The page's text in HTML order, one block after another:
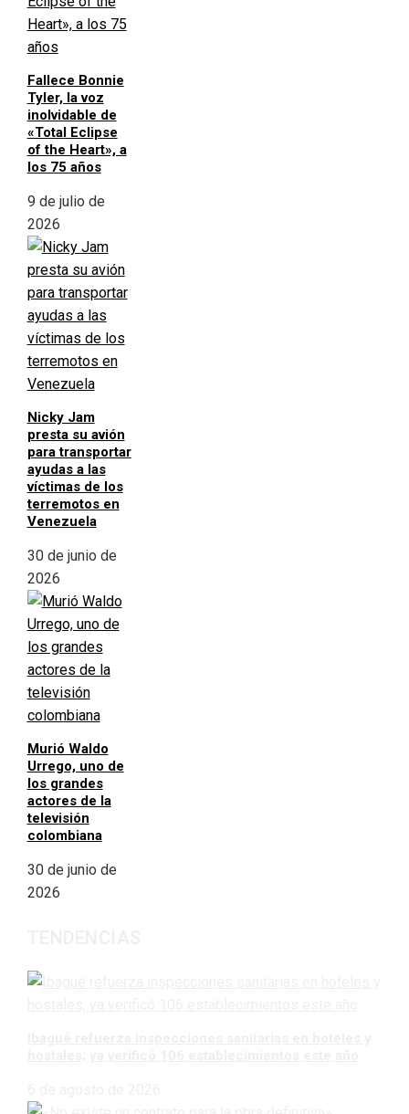
Fallece Bonnie
Tyler, la voz
inolvidable de
«Total Eclipse
of the Heart», a
los 75 años
9 de julio de
2026
Nicky Jam
presta su avión
para transportar
ayudas a las
víctimas de los
terremotos en
Venezuela
30 de junio de
2026
Murió Waldo
Urrego, uno de
los grandes
actores de la
televisión
colombiana
30 de junio de
2026